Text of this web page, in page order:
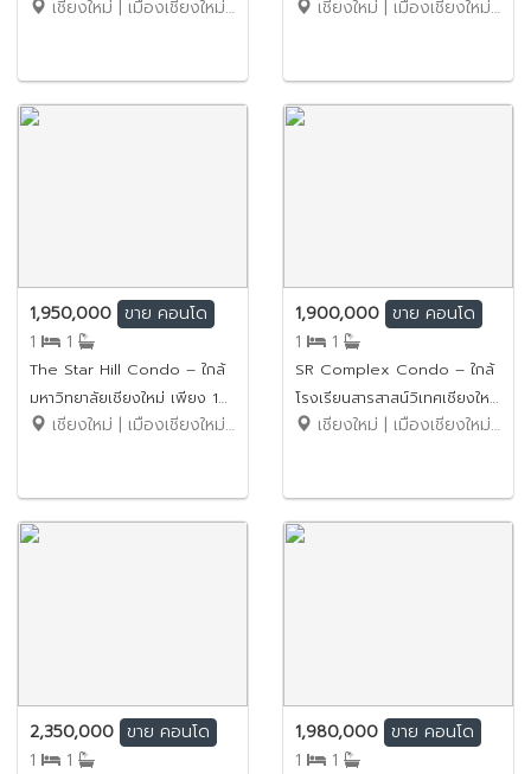
ขายราคาเพียง 2.19 ล้านบาท
เชียงใหม่ | เมืองเชียงใหม่ | หนองป่าครั่ง
เพียง 4.7 ล้านบาท รหัสทรัพย์:
เชียงใหม่ | เมืองเชียงใหม่ | สุเทพ
1,950,000 ขาย คอนโด
1
1
The Star Hill Condo – ใกล้
มหาวิทยาลัยเชียงใหม่ เพียง 10
นาที ขายราคาเพียง 1.95 ล้าน
เชียงใหม่ | เมืองเชียงใหม่ | สุเทพ
1,900,000 ขาย คอนโด
1
1
SR Complex Condo – ใกล้
โรงเรียนสารสาสน์วิเทศเชียงใหม่
เพียง 5 นาที ขายราคาเพียง 1.9
เชียงใหม่ | เมืองเชียงใหม่ | หนองป่าครั่ง
2,350,000 ขาย คอนโด
1
1
1,980,000 ขาย คอนโด
1
1